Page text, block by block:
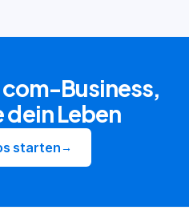
Business,
dein Leben
starten→